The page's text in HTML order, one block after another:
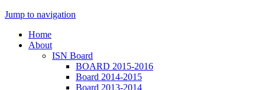
Jump to navigation
Home
About
ISN Board
BOARD 2015-2016
Board 2014-2015
Board 2013-2014